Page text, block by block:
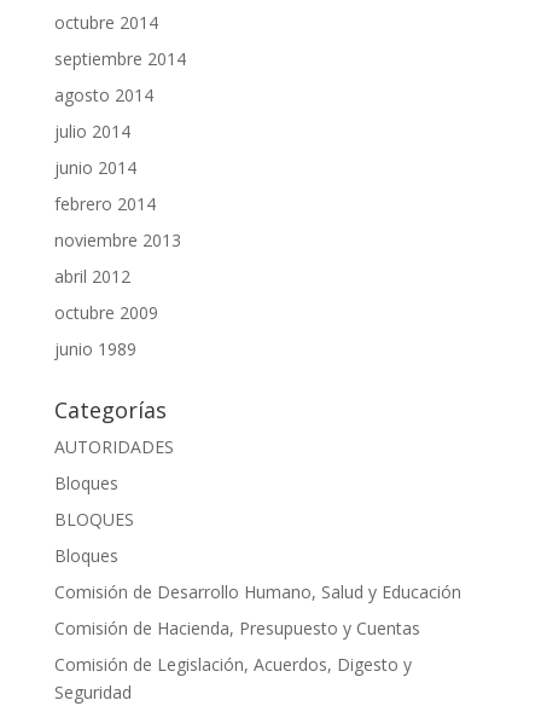
octubre 2014
septiembre 2014
agosto 2014
julio 2014
junio 2014
febrero 2014
noviembre 2013
abril 2012
octubre 2009
junio 1989
Categorías
AUTORIDADES
Bloques
BLOQUES
Bloques
Comisión de Desarrollo Humano, Salud y Educación
Comisión de Hacienda, Presupuesto y Cuentas
Comisión de Legislación, Acuerdos, Digesto y
Seguridad